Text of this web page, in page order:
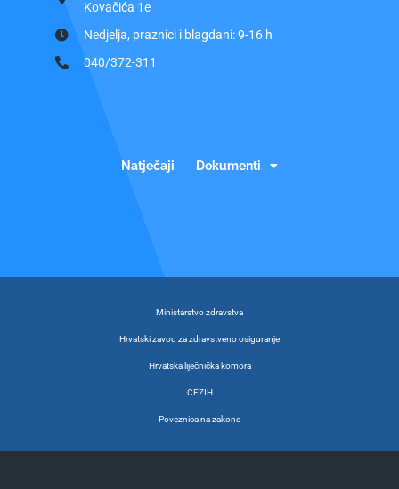
Kovačića 1e
Nedjelja, praznici i blagdani: 9-16 h
040/372-311
Natječaji Dokumenti
Ministarstvo zdravstva
Hrvatski zavod za zdravstveno osiguranje
Hrvatska liječnička komora
CEZIH
Poveznica na zakone